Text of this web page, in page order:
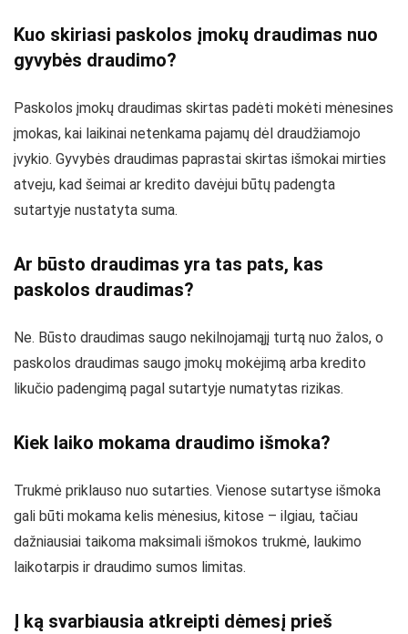
Kuo skiriasi paskolos įmokų draudimas nuo
gyvybės draudimo?
Paskolos įmokų draudimas skirtas padėti mokėti mėnesines
įmokas, kai laikinai netenkama pajamų dėl draudžiamojo
įvykio. Gyvybės draudimas paprastai skirtas išmokai mirties
atveju, kad šeimai ar kredito davėjui būtų padengta
sutartyje nustatyta suma.
Ar būsto draudimas yra tas pats, kas
paskolos draudimas?
Ne. Būsto draudimas saugo nekilnojamąjį turtą nuo žalos, o
paskolos draudimas saugo įmokų mokėjimą arba kredito
likučio padengimą pagal sutartyje numatytas rizikas.
Kiek laiko mokama draudimo išmoka?
Trukmė priklauso nuo sutarties. Vienose sutartyse išmoka
gali būti mokama kelis mėnesius, kitose – ilgiau, tačiau
dažniausiai taikoma maksimali išmokos trukmė, laukimo
laikotarpis ir draudimo sumos limitas.
Į ką svarbiausia atkreipti dėmesį prieš